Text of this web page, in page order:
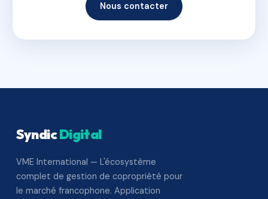
Nous contacter
SyndicDigital
VME International — L'écosystème
complet de gestion de copropriété pour
le marché francophone. Application